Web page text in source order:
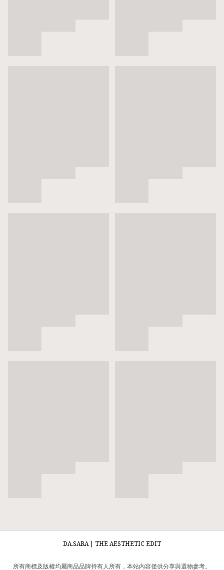
DA.SARA | THE AESTHETIC EDIT
所有商標及版權均屬商品品牌持有人所有，本站內容僅供分享與選物參考。